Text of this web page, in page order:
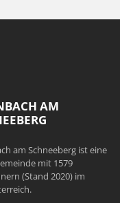
AM
am Schneeberg ist eine
mit 1579
(Stand 2020) im